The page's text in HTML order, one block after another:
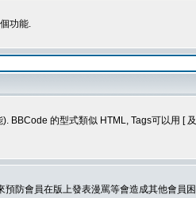
功能.
的型式類似 HTML, Tags可以用 [
預防會員在版上發表漫罵等會造成其他會員